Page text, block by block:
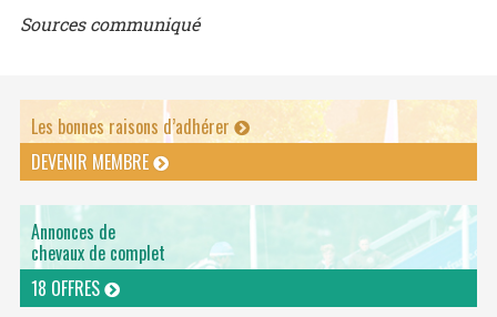
Sources communiqué
Les bonnes raisons d’adhérer
DEVENIR MEMBRE
Annonces de
chevaux de complet
18 OFFRES